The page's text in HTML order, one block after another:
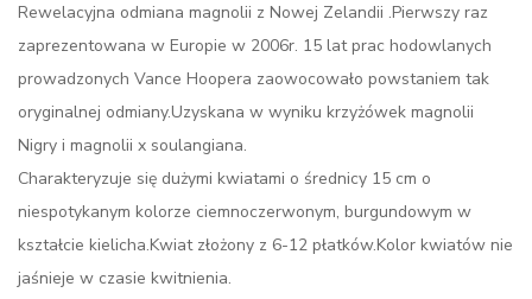
Rewelacyjna odmiana magnolii z Nowej Zelandii .Pierwszy raz
zaprezentowana w Europie w 2006r. 15 lat prac hodowlanych
prowadzonych Vance Hoopera zaowocowało powstaniem tak
oryginalnej odmiany.Uzyskana w wyniku krzyżówek magnolii
Nigry i magnolii x soulangiana.
Charakteryzuje się dużymi kwiatami o średnicy 15 cm o
niespotykanym kolorze ciemnoczerwonym, burgundowym w
kształcie kielicha.Kwiat złożony z 6-12 płatków.Kolor kwiatów nie
jaśnieje w czasie kwitnienia.